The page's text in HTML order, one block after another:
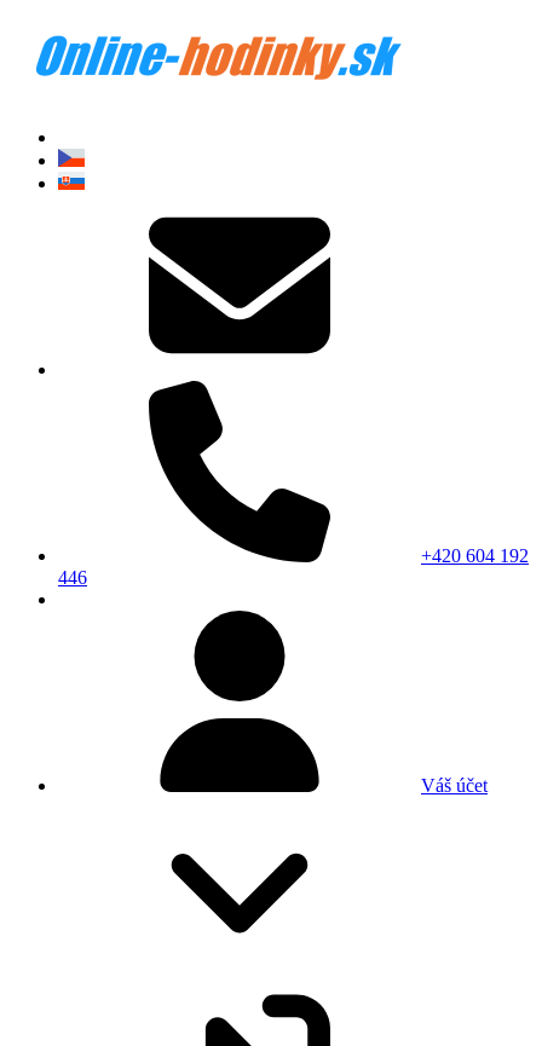
+420 604 192
446
Váš účet